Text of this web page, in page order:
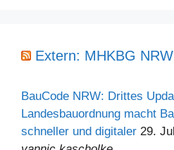
Extern: MHKBG
BauCode NRW: Drittes
Landesbauordnung macht
schneller und digitaler 29.